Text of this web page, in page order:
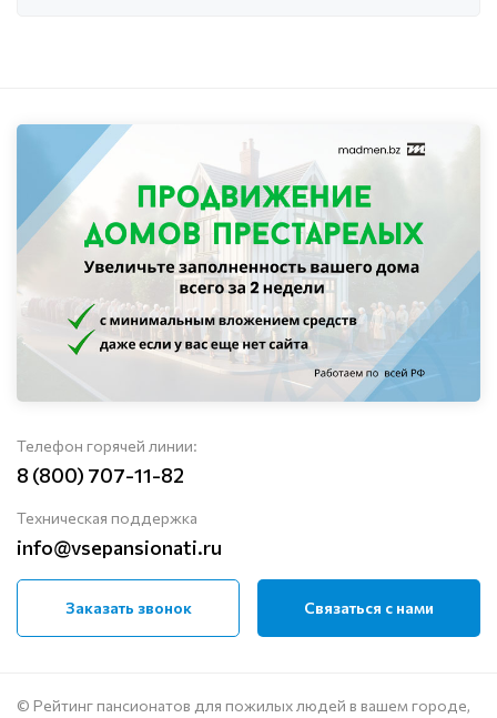
Телефон горячей линии:
8 (800) 707-11-82
Техническая поддержка
info@vsepansionati.ru
Заказать звонок Связаться с нами
© Рейтинг пансионатов для пожилых людей в вашем городе,